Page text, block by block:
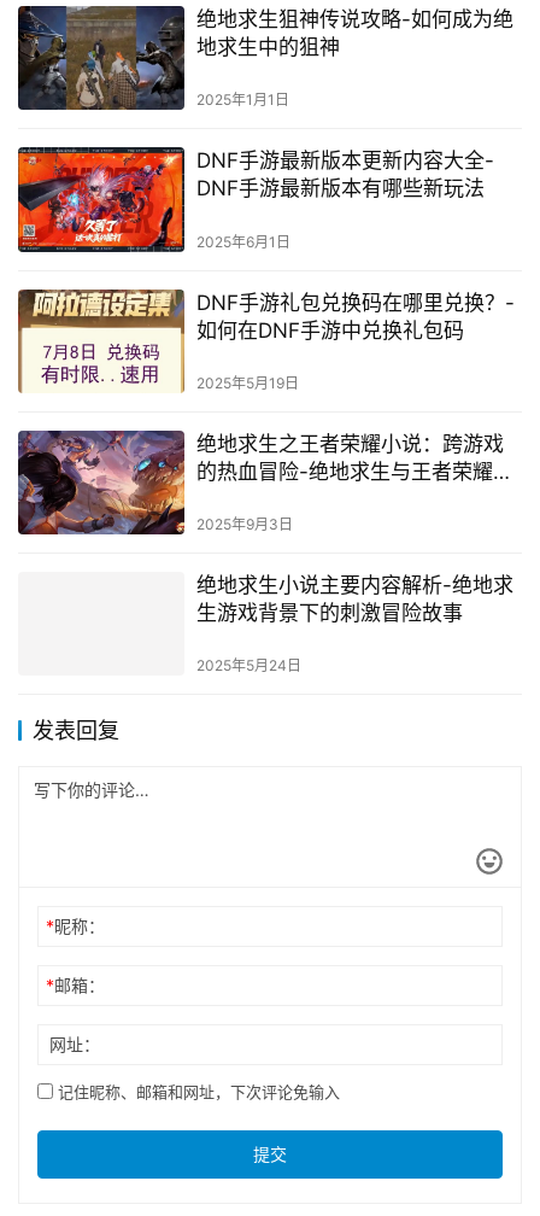
绝地求生狙神传说攻略-如何成为绝
地求生中的狙神
2025年1月1日
DNF手游最新版本更新内容大全-
DNF手游最新版本有哪些新玩法
2025年6月1日
DNF手游礼包兑换码在哪里兑换？-
如何在DNF手游中兑换礼包码
2025年5月19日
绝地求生之王者荣耀小说：跨游戏
的热血冒险-绝地求生与王者荣耀小
2025年9月3日
绝地求生小说主要内容解析-绝地求
生游戏背景下的刺激冒险故事
2025年5月24日
发表回复
*昵称：
*邮箱：
网址：
记住昵称、邮箱和网址，下次评论免输入
提交